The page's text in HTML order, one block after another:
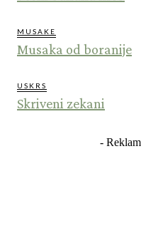
MUSAKE
Musaka od boranije
USKRS
Skriveni zekani
-